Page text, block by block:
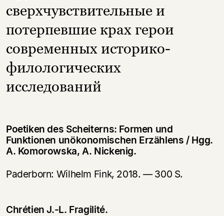
сверхчувствительные и
потерпевшие крах герои
современных историко-
филологических
исследований
Poetiken des Scheiterns: Formen und
Funktionen unökonomischen Erzählens / Hgg.
A. Komorowska, A. Nickenig.
Paderborn: Wilhelm Fink, 2018. — 300 S.
Chrétien J.-L. Fragilité.